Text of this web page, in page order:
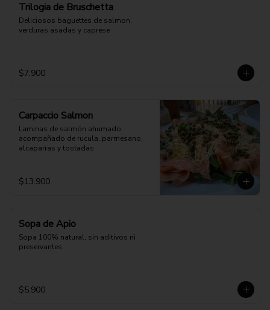
Trilogia de Bruschetta
Deliciosos baguettes de salmon,
verduras asadas y caprese
$7.900
Carpaccio Salmon
Laminas de salmón ahumado
acompañado de rucula, parmesano,
alcaparras y tostadas
$13.900
Sopa de Apio
Sopa 100% natural, sin aditivos ni
preservantes
$5.900